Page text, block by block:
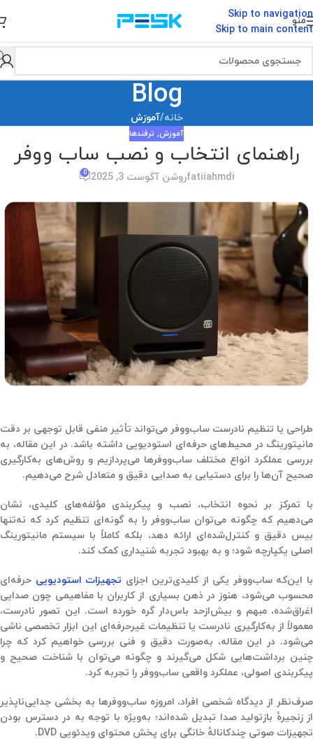
Skip to navigation
Skip to main content
منو
Blog
خانه/آموزش
آموزش, ترفندها
راهنمای انتخاب و نصب ساب ووفر
fatiiahmdiروشن آگوست 3, 2025 0
طراحی یا تنظیم نادرست ساب‌ووفر می‌تواند تأثیر منفی قابل توجهی بر دقت
مانیتورینگ در محیط‌های حرفه‌ای استودیویی داشته باشد. در این مقاله، به
بررسی عملکرد انواع مختلف ساب‌ووفرها می‌پردازیم و روش‌های به‌کارگیری
صحیح آن‌ها را برای دستیابی به صدایی دقیق و متعادل شرح می‌دهیم.
با تمرکز بر نحوه انتخاب، نصب و پیکربندی مؤلفه‌های کلیدی، نشان
می‌دهیم که چگونه می‌توان ساب‌ووفر را به گونه‌ای تنظیم کرد که نه‌تنها
بیس دقیق و کنترل‌شده‌ای ارائه دهد، بلکه کاملاً با سیستم مانیتورینگ
اصلی یکپارچه شود؛ و به بهبود تجربه شنیداری کمک کند.
با این‌که ساب‌ووفر یکی از کلیدی‌ترین اجزای تجهیزات استودیویی حرفه‌ای
محسوب می‌شود، هنوز در ذهن بسیاری از کاربران با مفاهیمی چون صدایی
اغراق‌شده، مبهم و بیش‌ازحد باس‌دار گره خورده است. این تصور نادرست،
معمولاً از به‌کارگیری نادرست یا تنظیمات غیرحرفه‌ای این ابزار تخصصی ناشی
می‌شود. در این مقاله، به‌صورت دقیق و فنی بررسی خواهیم کرد که چرا
چنین برداشت‌هایی شکل می‌گیرند و چگونه می‌توان با شناخت صحیح و
پیکربندی اصولی، عملکرد واقعی ساب‌ووفر را تجربه کرد.
صرف‌نظر از دیدگاه شخصی افراد، امروزه ساب‌ووفرها به بخشی جدایی‌ناپذیر
از زنجیرهٔ بازتولید صدا تبدیل شده‌اند؛ به‌ویژه با توجه به در دسترس بودن
تجهیزات صوتی چندکانالهٔ خانگی برای پخش محتوای ویدئویی DVD.